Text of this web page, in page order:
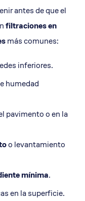
antes de que el
filtraciones en
más comunes:
inferiores.
humedad
pavimento o en la
o levantamiento
mínima.
en la superficie.